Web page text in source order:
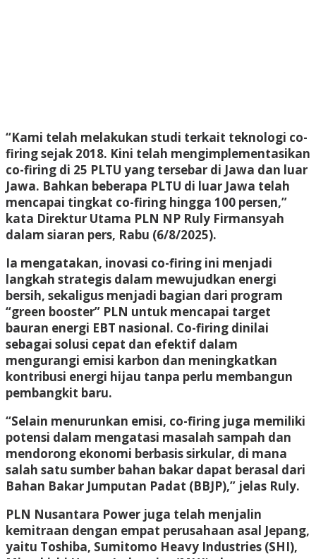
“Kami telah melakukan studi terkait teknologi co-
firing sejak 2018. Kini telah mengimplementasikan
co-firing di 25 PLTU yang tersebar di Jawa dan luar
Jawa. Bahkan beberapa PLTU di luar Jawa telah
mencapai tingkat co-firing hingga 100 persen,”
kata Direktur Utama PLN NP Ruly Firmansyah
dalam siaran pers, Rabu (6/8/2025).
Ia mengatakan, inovasi co-firing ini menjadi
langkah strategis dalam mewujudkan energi
bersih, sekaligus menjadi bagian dari program
“green booster” PLN untuk mencapai target
bauran energi EBT nasional. Co-firing dinilai
sebagai solusi cepat dan efektif dalam
mengurangi emisi karbon dan meningkatkan
kontribusi energi hijau tanpa perlu membangun
pembangkit baru.
“Selain menurunkan emisi, co-firing juga memiliki
potensi dalam mengatasi masalah sampah dan
mendorong ekonomi berbasis sirkular, di mana
salah satu sumber bahan bakar dapat berasal dari
Bahan Bakar Jumputan Padat (BBJP),” jelas Ruly.
PLN Nusantara Power juga telah menjalin
kemitraan dengan empat perusahaan asal Jepang,
yaitu Toshiba, Sumitomo Heavy Industries (SHI),